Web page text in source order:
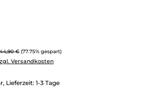
Regulärer Preis:
44,90 € (77.75% gespart)
Versandkosten
Lieferzeit: 1-3 Tage